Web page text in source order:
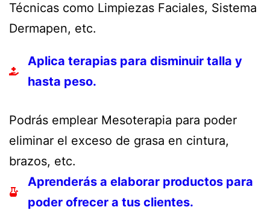
Técnicas como Limpiezas Faciales, Sistema
Dermapen, etc.
Aplica terapias para disminuir talla y
hasta peso.
Podrás emplear Mesoterapia para poder
eliminar el exceso de grasa en cintura,
brazos, etc.
Aprenderás a elaborar productos para
poder ofrecer a tus clientes.